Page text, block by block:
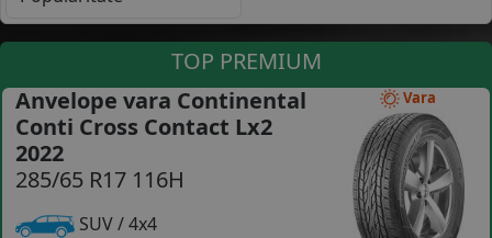
B2B - COLABORARE COMPANII
CONTACT
TOP PREMIUM
Vara
Anvelope vara Continental
Conti Cross Contact Lx2
2022
285/65 R17 116H
SUV / 4x4